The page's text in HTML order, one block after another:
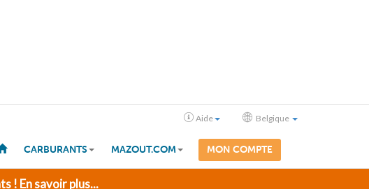
Aide Belgique
CARBURANTS MAZOUT.COM MON COMPTE
! En savoir plus...